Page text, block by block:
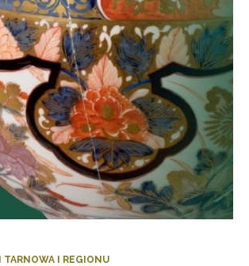
I REGIONU